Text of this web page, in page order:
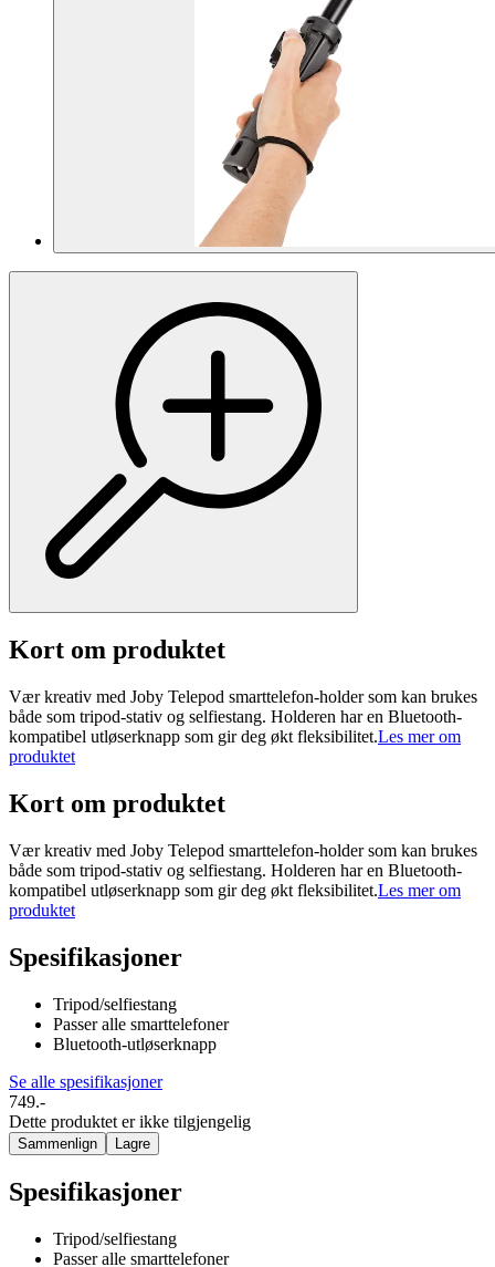
Kort om produktet
Vær kreativ med Joby Telepod smarttelefon-holder som kan brukes
både som tripod-stativ og selfiestang. Holderen har en Bluetooth-
kompatibel utløserknapp som gir deg økt fleksibilitet.Les mer om
produktet
Kort om produktet
Vær kreativ med Joby Telepod smarttelefon-holder som kan brukes
både som tripod-stativ og selfiestang. Holderen har en Bluetooth-
kompatibel utløserknapp som gir deg økt fleksibilitet.Les mer om
produktet
Spesifikasjoner
Tripod/selfiestang
Passer alle smarttelefoner
Bluetooth-utløserknapp
Se alle spesifikasjoner
749.-
Dette produktet er ikke tilgjengelig
Sammenlign Lagre
Spesifikasjoner
Tripod/selfiestang
Passer alle smarttelefoner